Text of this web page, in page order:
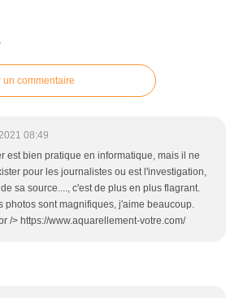
un commentaire
08:49
est bien pratique en informatique, mais il ne
pour les journalistes ou est l'investigation,
sa source...., c'est de plus en plus flagrant.
photos sont magnifiques, j'aime beaucoup.
/> https://www.aquarellement-votre.com/